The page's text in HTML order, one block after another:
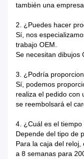
también una
2. ¿Puedes hacer
Sí, nos
trabajo OEM.
Se necesitan dibujos
3. ¿Podría
Sí, podemos
realiza el pedido con
se reembolsará el
4. ¿Cuál es el
Depende del tipo de
Para la caja del
a 8 semanas para